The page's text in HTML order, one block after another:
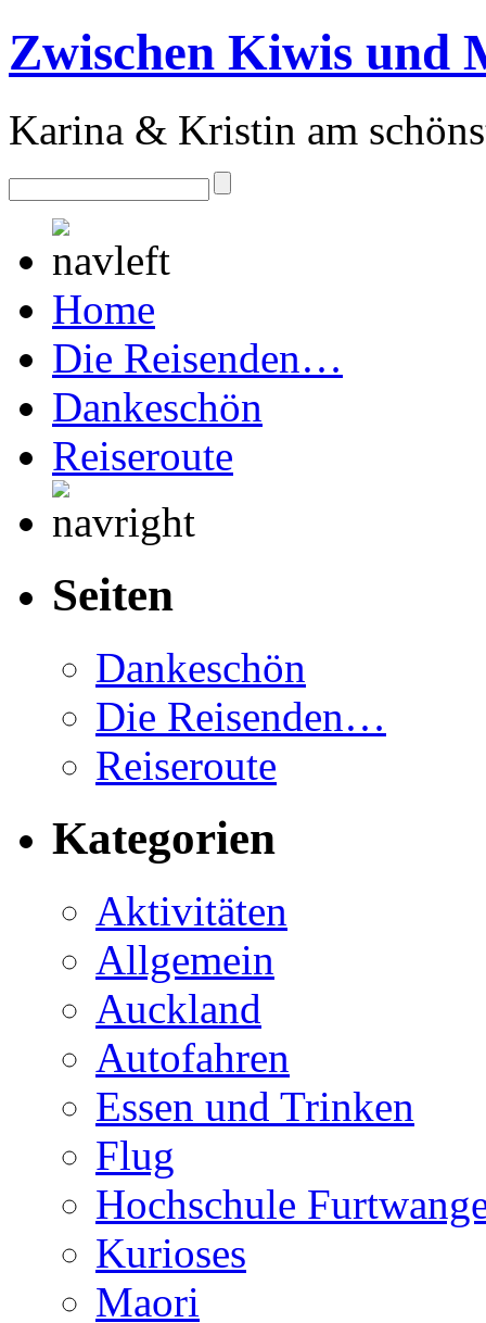
Zwischen Kiwis und
Karina & Kristin am
Home
Die Reisenden…
Dankeschön
Reiseroute
Seiten
Dankeschön
Die Reisenden…
Reiseroute
Kategorien
Aktivitäten
Allgemein
Auckland
Autofahren
Essen und Trinken
Flug
Hochschule
Kurioses
Maori